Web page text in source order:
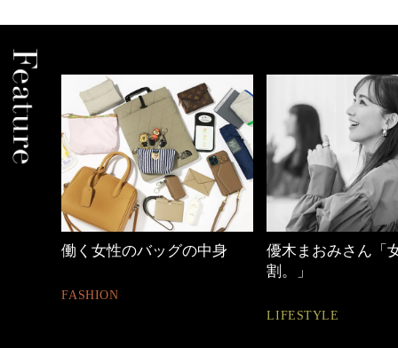
優木まおみさん「女の時間
【ワーママのきれ
ュアル通勤】
FASHION